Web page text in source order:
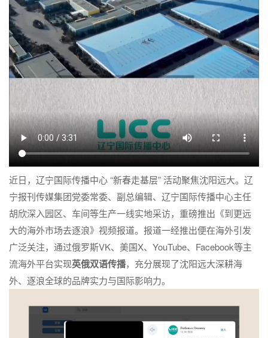
近日，辽宁国际传播中心 “新春走基层” 活动聚焦沈阳远大。辽
宁报刊传媒集团党委常委、副总编辑、辽宁国际传播中心主任
胡欣深入园区、车间等生产一线实地采访，重磅推出《到更远
大的海外市场去逐浪》视频报道。报道一经推出便在海外引发
广泛关注，通过俄罗斯VK、美国X、YouTube、Facebook等主
流海外平台实现英俄双语传播，充分展现了沈阳远大深耕海
外、逐浪全球的品牌实力与国际影响力。